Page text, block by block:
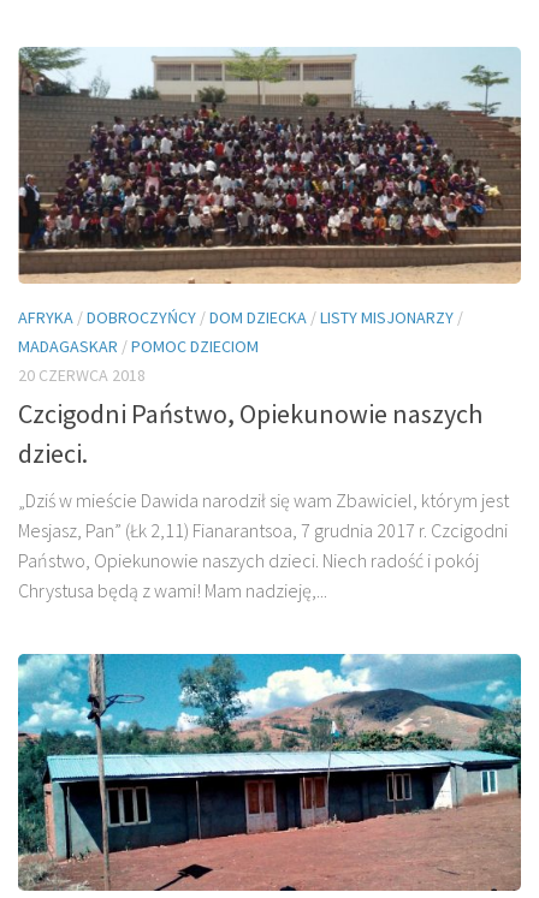
AFRYKA /DOBROCZYŃCY /DOM DZIECKA /LISTY MISJONARZY /
MADAGASKAR /POMOC DZIECIOM
20 CZERWCA 2018
Czcigodni Państwo, Opiekunowie naszych
dzieci.
„Dziś w mieście Dawida narodził się wam Zbawiciel, którym jest
Mesjasz, Pan” (Łk 2,11) Fianarantsoa, 7 grudnia 2017 r. Czcigodni
Państwo, Opiekunowie naszych dzieci. Niech radość i pokój
Chrystusa będą z wami! Mam nadzieję,...